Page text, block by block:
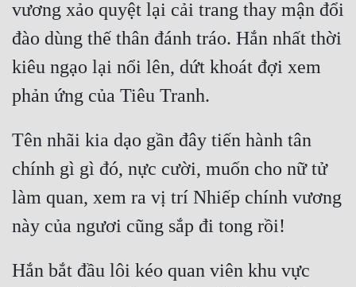
vương xảo quyệt lại cải trang thay mận đổi
đào dùng thế thân đánh tráo. Hắn nhất thời
kiêu ngạo lại nổi lên, dứt khoát đợi xem
Tên nhãi kia dạo gần đây tiến hành tân
chính gì gì đó, nực cười, muốn cho nữ tử
làm quan, xem ra vị trí Nhiếp chính vương
Hắn bắt đầu lôi kéo quan viên khu vực